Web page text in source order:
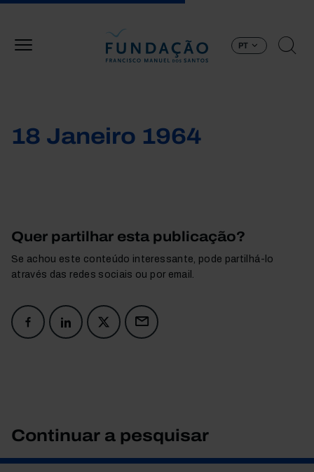
PT
18 Janeiro 1964
Quer partilhar esta publicação?
Se achou este conteúdo interessante, pode partilhá-lo
através das redes sociais ou por email.
Continuar a pesquisar